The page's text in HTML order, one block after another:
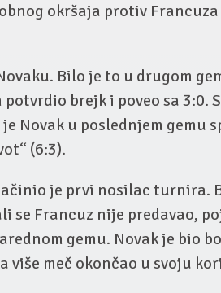
okršaja protiv Francuza
Bilo je to u drugom
potvrdio brejk i poveo sa 3:0.
Novak u poslednjem gemu
(6:3).
je prvi nosilac turnira.
se Francuz nije predavao,
gemu. Novak je bio
meč okončao u svoju